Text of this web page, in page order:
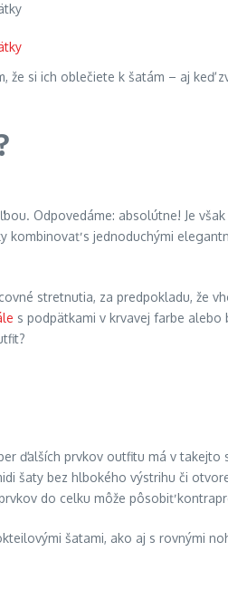
že si ich oblečiete k šatám – aj
Odpovedáme: absolútne! Je
s jednoduchými
stretnutia, za predpokladu, že
s podpätkami v krvavej farbe
ďalších prvkov outfitu má v
šaty bez hlbokého výstrihu či
do celku môže pôsobiť
šatami, ako aj s rovnými